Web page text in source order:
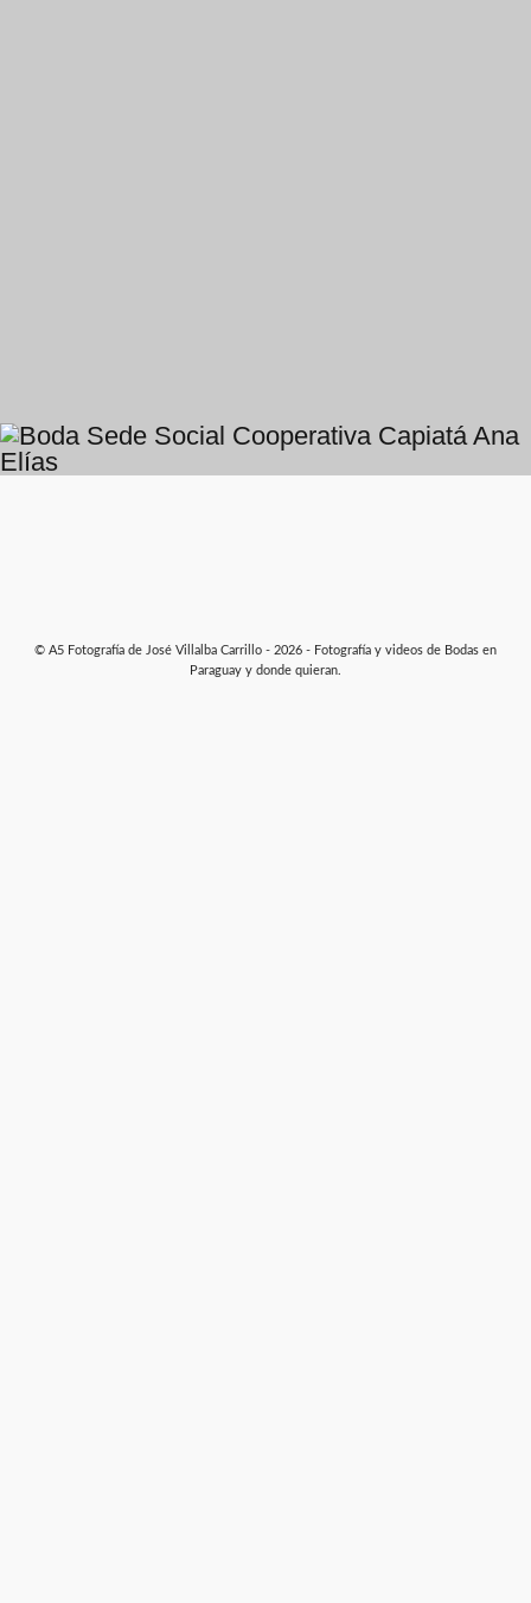
© A5 Fotografía de José Villalba Carrillo - 2026 - Fotografía y videos de Bodas en
Paraguay y donde quieran.